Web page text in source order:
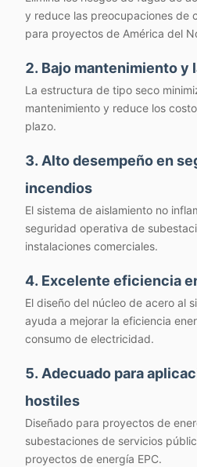
carga
270W
carga
Sin carga
actual
2%
y reduce las preocupaciones de
para proyectos de América del
2. Bajo mantenimiento y
La estructura de tipo seco
mantenimiento y reduce los
plazo.
3. Alto desempeño en
incendios
El sistema de aislamiento no
seguridad operativa de
instalaciones comerciales.
4. Excelente eficiencia
El diseño del núcleo de acero al
ayuda a mejorar la eficiencia
consumo de electricidad.
5. Adecuado para
hostiles
Diseñado para proyectos de
subestaciones de servicios
proyectos de energía EPC.